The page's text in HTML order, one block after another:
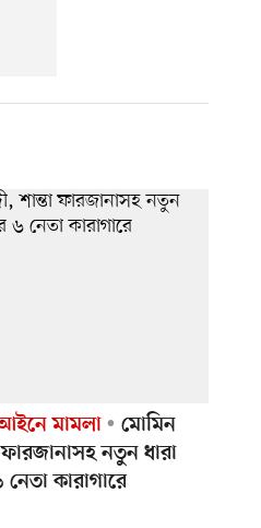
আইনে মামলা
মোমিন
ফারজানাসহ নতুন ধারা
কারাগারে